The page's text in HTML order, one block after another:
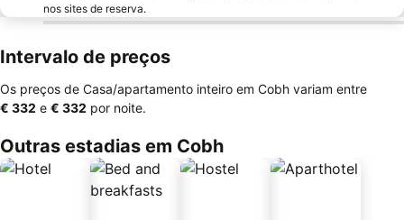
nos sites de reserva.
Intervalo de preços
Os preços de Casa/apartamento inteiro em Cobh variam entre
‎€ 332 e ‎€ 332 por noite.
Outras estadias em Cobh